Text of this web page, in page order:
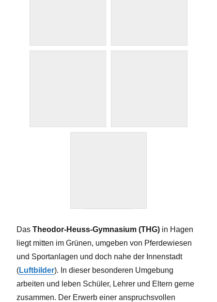
DasTheodor-Heuss-Gymnasium (THG) in Hagen
liegt mitten im Grünen, umgeben von Pferdewiesen
und Sportanlagen und doch nahe der Innenstadt
(Luftbilder). In dieser besonderen Umgebung
arbeiten und leben Schüler, Lehrer und Eltern gerne
zusammen. Der Erwerb einer anspruchsvollen